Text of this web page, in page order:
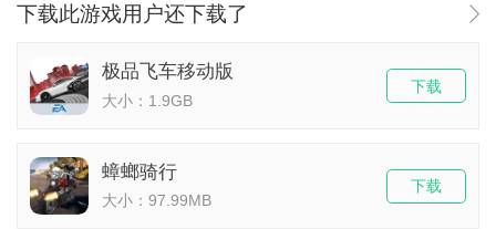
下载此游戏用户还下载了
极品飞车移动版
大小：1.9GB
下载
蟑螂骑行
大小：97.99MB
下载